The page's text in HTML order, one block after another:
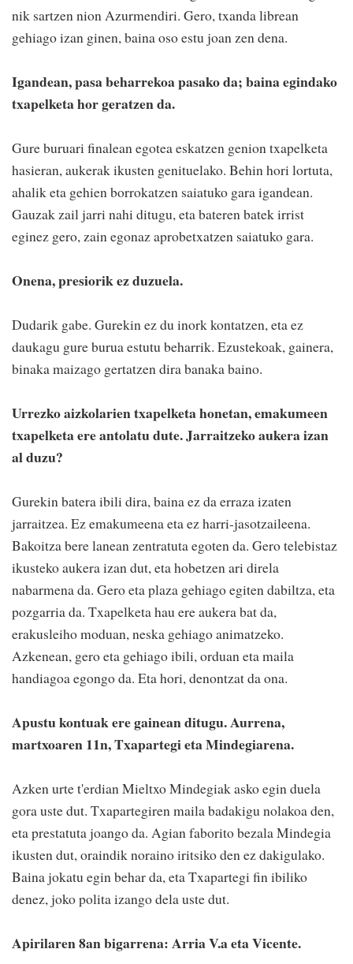
nik sartzen nion Azurmendiri. Gero, txanda librean
gehiago izan ginen, baina oso estu joan zen dena.
Igandean, pasa beharrekoa pasako da; baina egindako
txapelketa hor geratzen da.
Gure buruari finalean egotea eskatzen genion txapelketa
hasieran, aukerak ikusten genituelako. Behin hori lortuta,
ahalik eta gehien borrokatzen saiatuko gara igandean.
Gauzak zail jarri nahi ditugu, eta bateren batek irrist
eginez gero, zain egonaz aprobetxatzen saiatuko gara.
Onena, presiorik ez duzuela.
Dudarik gabe. Gurekin ez du inork kontatzen, eta ez
daukagu gure burua estutu beharrik. Ezustekoak, gainera,
binaka maizago gertatzen dira banaka baino.
Urrezko aizkolarien txapelketa honetan, emakumeen
txapelketa ere antolatu dute. Jarraitzeko aukera izan
al duzu?
Gurekin batera ibili dira, baina ez da erraza izaten
jarraitzea. Ez emakumeena eta ez harri-jasotzaileena.
Bakoitza bere lanean zentratuta egoten da. Gero telebistaz
ikusteko aukera izan dut, eta hobetzen ari direla
nabarmena da. Gero eta plaza gehiago egiten dabiltza, eta
pozgarria da. Txapelketa hau ere aukera bat da,
erakusleiho moduan, neska gehiago animatzeko.
Azkenean, gero eta gehiago ibili, orduan eta maila
handiagoa egongo da. Eta hori, denontzat da ona.
Apustu kontuak ere gainean ditugu. Aurrena,
martxoaren 11n, Txapartegi eta Mindegiarena.
Azken urte t'erdian Mieltxo Mindegiak asko egin duela
gora uste dut. Txapartegiren maila badakigu nolakoa den,
eta prestatuta joango da. Agian faborito bezala Mindegia
ikusten dut, oraindik noraino iritsiko den ez dakigulako.
Baina jokatu egin behar da, eta Txapartegi fin ibiliko
denez, joko polita izango dela uste dut.
Apirilaren 8an bigarrena: Arria V.a eta Vicente.